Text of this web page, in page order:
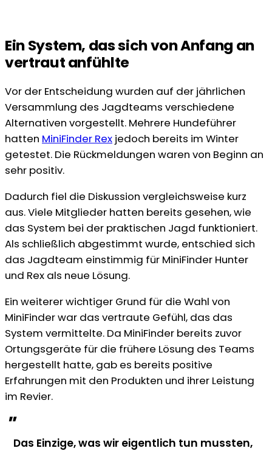
Ein System, das sich von Anfang an
vertraut anfühlte
Vor der Entscheidung wurden auf der jährlichen
Versammlung des Jagdteams verschiedene
Alternativen vorgestellt. Mehrere Hundeführer
hatten MiniFinder Rex jedoch bereits im Winter
getestet. Die Rückmeldungen waren von Beginn an
sehr positiv.
Dadurch fiel die Diskussion vergleichsweise kurz
aus. Viele Mitglieder hatten bereits gesehen, wie
das System bei der praktischen Jagd funktioniert.
Als schließlich abgestimmt wurde, entschied sich
das Jagdteam einstimmig für MiniFinder Hunter
und Rex als neue Lösung.
Ein weiterer wichtiger Grund für die Wahl von
MiniFinder war das vertraute Gefühl, das das
System vermittelte. Da MiniFinder bereits zuvor
Ortungsgeräte für die frühere Lösung des Teams
hergestellt hatte, gab es bereits positive
Erfahrungen mit den Produkten und ihrer Leistung
im Revier.
"
Das Einzige, was wir eigentlich tun mussten,